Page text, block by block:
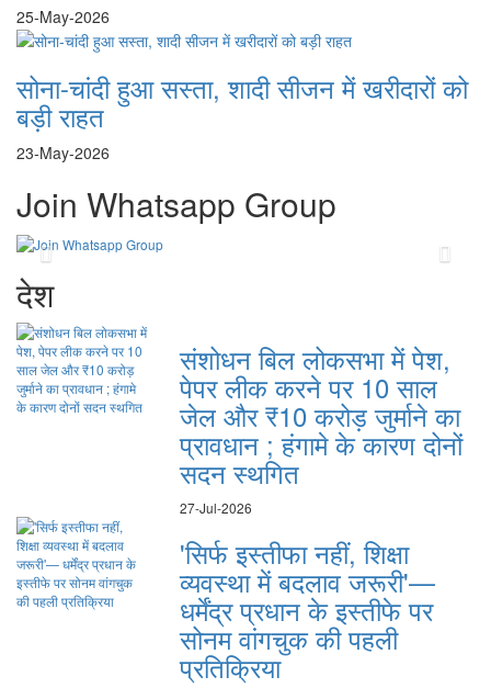
25-May-2026
सोना-चांदी हुआ सस्ता, शादी सीजन में खरीदारों को
बड़ी राहत
23-May-2026
Join Whatsapp Group
Previous Next
देश
संशोधन बिल लोकसभा में पेश,
पेपर लीक करने पर 10 साल
जेल और ₹10 करोड़ जुर्माने का
प्रावधान ; हंगामे के कारण दोनों
सदन स्थगित
27-Jul-2026
'सिर्फ इस्तीफा नहीं, शिक्षा
व्यवस्था में बदलाव जरूरी'—
धर्मेंद्र प्रधान के इस्तीफे पर
सोनम वांगचुक की पहली
प्रतिक्रिया